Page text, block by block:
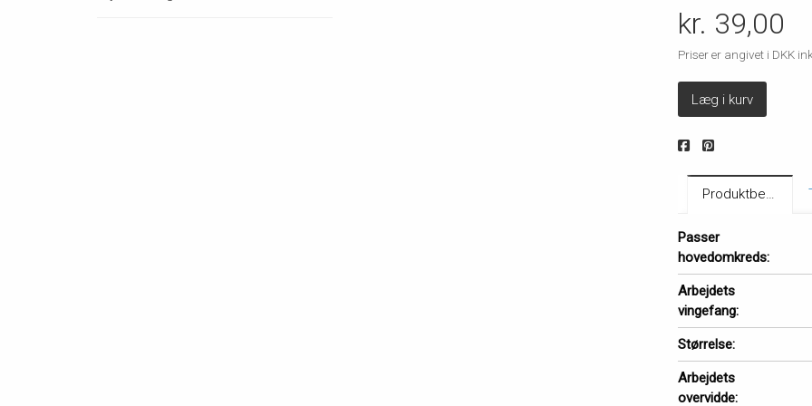
kr. 39,00
Priser er angivet i DKK
Læg i kurv
Produktbeskrivelse
Passer
hovedomkreds:
Arbejdets
vingefang:
Størrelse:
Arbejdets
overvidde: